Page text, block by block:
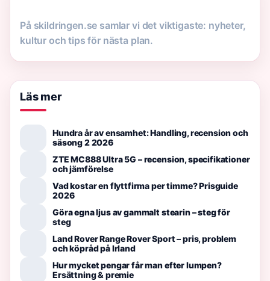
På skildringen.se samlar vi det viktigaste: nyheter,
kultur och tips för nästa plan.
Läs mer
Hundra år av ensamhet: Handling, recension och
säsong 2 2026
ZTE MC888 Ultra 5G – recension, specifikationer
och jämförelse
Vad kostar en flyttfirma per timme? Prisguide
2026
Göra egna ljus av gammalt stearin – steg för
steg
Land Rover Range Rover Sport – pris, problem
och köpråd på Irland
Hur mycket pengar får man efter lumpen?
Ersättning & premie